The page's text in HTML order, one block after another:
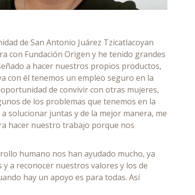
de San Antonio Juárez Tzicatlacoyan
con Fundación Origen y he tenido grandes
a hacer nuestros propios productos,
con él tenemos un empleo seguro en la
de convivir con otras mujeres,
de los problemas que tenemos en la
solucionar juntas y de la mejor manera, me
hacer nuestro trabajo porque nos
humano nos han ayudado mucho, ya
a reconocer nuestros valores y los de
hay un apoyo es para todas. Así